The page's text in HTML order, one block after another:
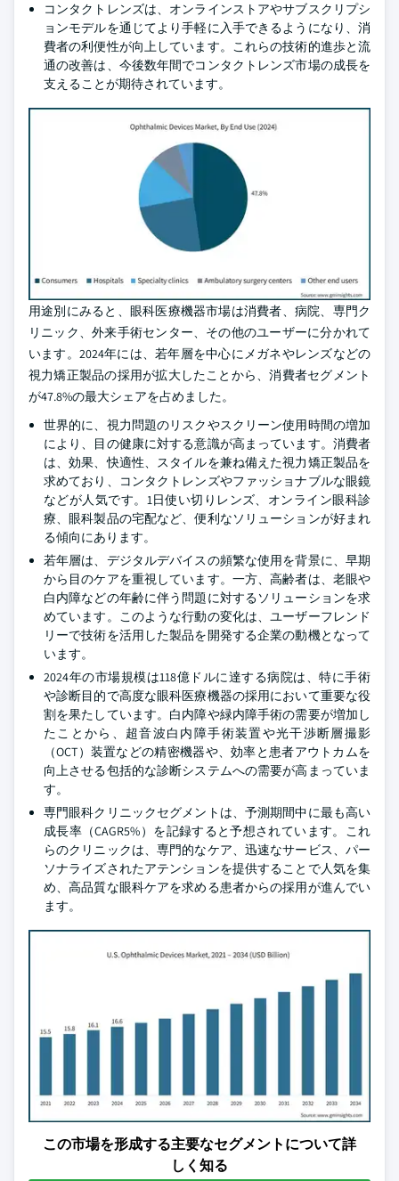
コンタクトレンズは、オンラインストアやサブスクリプシ
ョンモデルを通じてより手軽に入手できるようになり、消
費者の利便性が向上しています。これらの技術的進歩と流
通の改善は、今後数年間でコンタクトレンズ市場の成長を
支えることが期待されています。
用途別にみると、眼科医療機器市場は消費者、病院、専門ク
リニック、外来手術センター、その他のユーザーに分かれて
います。2024年には、若年層を中心にメガネやレンズなどの
視力矯正製品の採用が拡大したことから、消費者セグメント
が47.8%の最大シェアを占めました。
世界的に、視力問題のリスクやスクリーン使用時間の増加
により、目の健康に対する意識が高まっています。消費者
は、効果、快適性、スタイルを兼ね備えた視力矯正製品を
求めており、コンタクトレンズやファッショナブルな眼鏡
などが人気です。1日使い切りレンズ、オンライン眼科診
療、眼科製品の宅配など、便利なソリューションが好まれ
る傾向にあります。
若年層は、デジタルデバイスの頻繁な使用を背景に、早期
から目のケアを重視しています。一方、高齢者は、老眼や
白内障などの年齢に伴う問題に対するソリューションを求
めています。このような行動の変化は、ユーザーフレンド
リーで技術を活用した製品を開発する企業の動機となって
います。
2024年の市場規模は118億ドルに達する病院は、特に手術
や診断目的で高度な眼科医療機器の採用において重要な役
割を果たしています。白内障や緑内障手術の需要が増加し
たことから、超音波白内障手術装置や光干渉断層撮影
（OCT）装置などの精密機器や、効率と患者アウトカムを
向上させる包括的な診断システムへの需要が高まっていま
す。
専門眼科クリニックセグメントは、予測期間中に最も高い
成長率（CAGR5%）を記録すると予想されています。これ
らのクリニックは、専門的なケア、迅速なサービス、パー
ソナライズされたアテンションを提供することで人気を集
め、高品質な眼科ケアを求める患者からの採用が進んでい
ます。
この市場を形成する主要なセグメントについて詳
しく知る